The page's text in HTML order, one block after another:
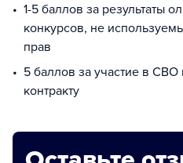
1-5 баллов за результаты
конкурсов, не
прав
5 баллов за участие в
контракту